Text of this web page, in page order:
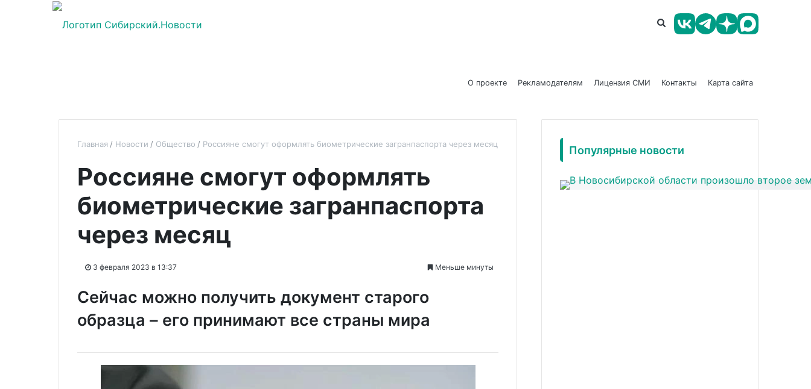
О проекте Рекламодателям Лицензия СМИ Контакты Карта сайта
Главная Новости Общество Россияне смогут оформлять биометрические загранпаспорта через месяц
Россияне смогут оформлять
биометрические загранпаспорта
через месяц
3 февраля 2023 в 13:37 Меньше минуты
Сейчас можно получить документ старого
образца – его принимают все страны мира
Популярные новости